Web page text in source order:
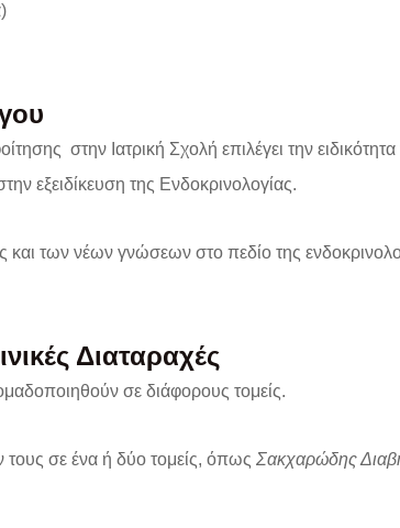
στην Ιατρική Σχολή επιλέγει την
εξειδίκευση της Ενδοκρινολογίας.
και των νέων γνώσεων στο πεδίο της
Διαταραχές
σε διάφορους τομείς.
τους σε ένα ή δύο τομείς, όπως Σακχαρώδης